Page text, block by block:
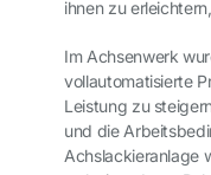
ihnen zu
Im Achsenwerk
vollautomatisierte
Leistung zu
und die
Achslackieranlage